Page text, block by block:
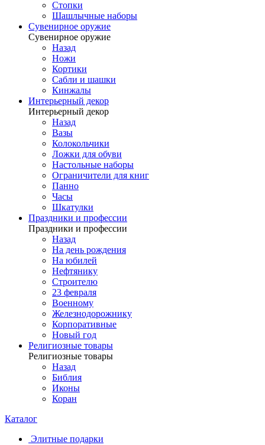
Стопки
Шашлычные наборы
Сувенирное оружие
Сувенирное оружие
Назад
Ножи
Кортики
Сабли и шашки
Кинжалы
Интерьерный декор
Интерьерный декор
Назад
Вазы
Колокольчики
Ложки для обуви
Настольные наборы
Ограничители для книг
Панно
Часы
Шкатулки
Праздники и профессии
Праздники и профессии
Назад
На день рождения
На юбилей
Нефтянику
Строителю
23 февраля
Военному
Железнодорожнику
Корпоративные
Новый год
Религиозные товары
Религиозные товары
Назад
Библия
Иконы
Коран
Каталог
Элитные подарки